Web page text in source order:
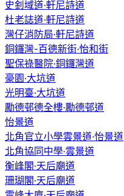
史釗域道·軒尼詩道
杜老誌道·軒尼詩道
灣仔消防局·軒尼詩道
銅鑼灣-百德新街·怡和街
聖保祿醫院·銅鑼灣道
豪園·大坑道
光明臺·大坑道
勵德邨德全樓·勵德邨道
怡景道
北角官立小學雲景道·怡景道
北角協同中學·雲景道
衡峰閣·天后廟道
珊瑚閣·天后廟道